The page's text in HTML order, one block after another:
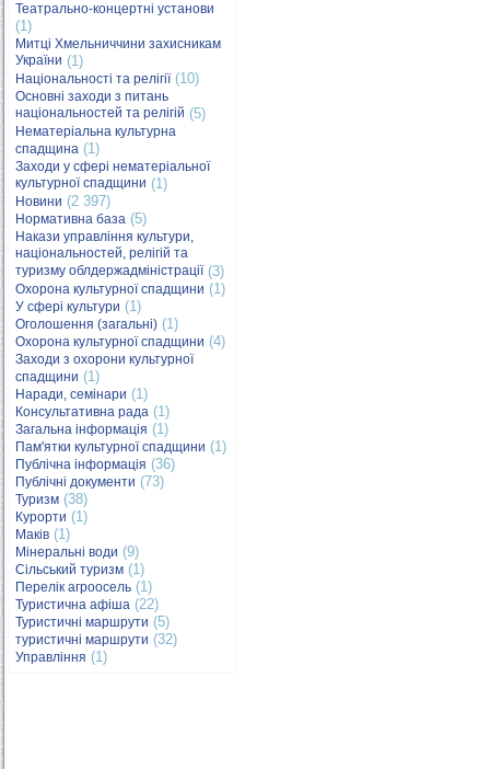
Театрально-концертні установи
(1)
Митці Хмельниччини захисникам
України (1)
Національності та релігії(10)
Основні заходи з питань
національностей та релігій (5)
Нематеріальна культурна
спадщина (1)
Заходи у сфері нематеріальної
культурної спадщини (1)
Новини (2 397)
Нормативна база (5)
Накази управління культури,
національностей, релігій та
туризму облдержадміністрації(3)
Охорона культурної спадщини (1)
У сфері культури (1)
Оголошення (загальні) (1)
Охорона культурної спадщини (4)
Заходи з охорони культурної
спадщини (1)
Наради, семінари (1)
Консультативна рада (1)
Загальна інформація (1)
Пам'ятки культурної спадщини (1)
Публічна інформація (36)
Публічні документи (73)
Туризм (38)
Курорти (1)
Маків (1)
Мінеральні води (9)
Сільський туризм (1)
Перелік агроосель (1)
Туристична афіша (22)
Туристичні маршрути (5)
туристичні маршрути (32)
Управління (1)